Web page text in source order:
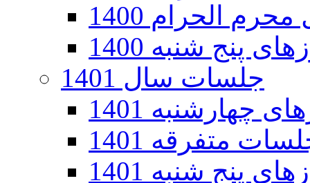
الحرام 1400
پنج شنبه 1400
جلسات سال 1401
چهارشنبه 1401
متفرقه 1401
پنج شنبه 1401